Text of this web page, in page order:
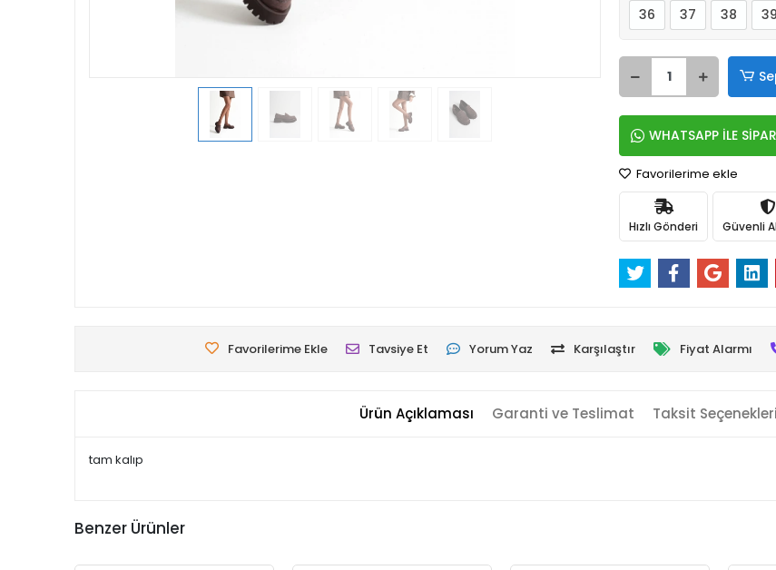
36
37 38 39
WHATSAPP İLE
Favorilerime ekle
Hızlı Gönderi Güvenli
Favorilerime Ekle Tavsiye Et Yorum Yaz Karşılaştır Fiyat Alarmı
Ürün Açıklaması Garanti ve Teslimat Taksit Seçenekleri
tam kalıp
Benzer Ürünler